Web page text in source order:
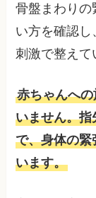
骨盤まわりの
い方を確認
刺激で整えて
赤ちゃんへ
いません。指
で、身体の
います。